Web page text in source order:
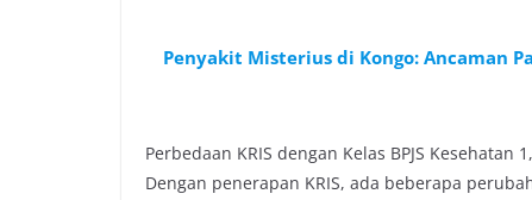
Penyakit Misterius di Kongo: Ancaman
Perbedaan KRIS dengan Kelas BPJS Kesehatan
Dengan penerapan KRIS, ada beberapa